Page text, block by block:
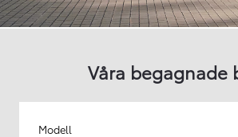
Våra begagnade
Modell